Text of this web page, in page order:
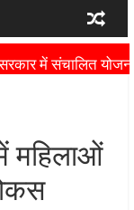
में संचालित
धामी ने हरकी पैड़ी
मार्ग पर हेलीकॉप्टर से
कर उनका स्वागत
महिलाओं